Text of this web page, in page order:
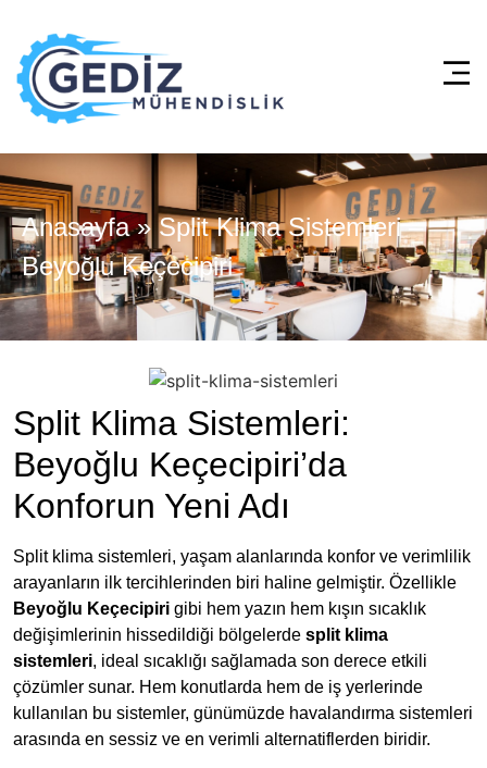
Anasayfa»Split Klima Sistemleri –
Beyoğlu Keçecipiri
Split Klima Sistemleri:
Beyoğlu Keçecipiri’da
Konforun Yeni Adı
Split klima sistemleri, yaşam alanlarında konfor ve verimlilik
arayanların ilk tercihlerinden biri haline gelmiştir. Özellikle
Beyoğlu Keçecipiri gibi hem yazın hem kışın sıcaklık
değişimlerinin hissedildiği bölgelerde split klima
sistemleri, ideal sıcaklığı sağlamada son derece etkili
çözümler sunar. Hem konutlarda hem de iş yerlerinde
kullanılan bu sistemler, günümüzde havalandırma sistemleri
arasında en sessiz ve en verimli alternatiflerden biridir.